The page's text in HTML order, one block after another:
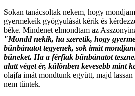
Sokan tanácsoltak nekem, hogy
gyermekeik gyógyulását kérik és
béke. Mindenet elmondtam az
"Mondd nekik, ha szeretik, hogy
bűnbánatot tegyenek, sok imát
bűneket. Ha a férfiak bűnbánatot
alatt véget ér, különben kevesebb mint
olajfa imát mondtunk együtt, majd
nem tűntek.